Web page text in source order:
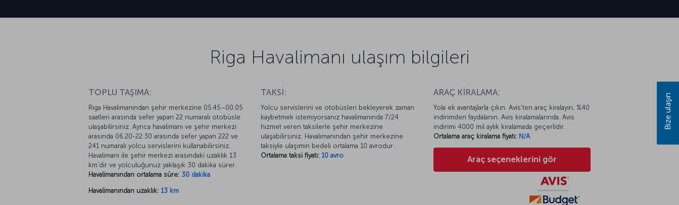
Riga Havalimanı ulaşım bilgileri
TOPLU TAŞIMA:
Riga Havalimanından şehir merkezine 05.45–00.05
saatleri arasında sefer yapan 22 numaralı otobüsle
ulaşabilirsiniz. Ayrıca havalimanı ve şehir merkezi
arasında 06.20-22.30 arasında sefer yapan 222 ve
241 numaralı yolcu servislerini kullanabilirsiniz.
Havalimanı ile şehir merkezi arasındaki uzaklık 13
km’dir ve yolculuğunuz yaklaşık 30 dakika sürer.
Havalimanından ortalama süre: 30 dakika
Havalimanından uzaklık: 13 km
TAKSİ:
Yolcu servislerini ve otobüsleri bekleyerek zaman
kaybetmek istemiyorsanız havalimanında 7/24
hizmet veren taksilerle şehir merkezine
ulaşabilirsiniz. Havalimanından şehir merkezine
taksiyle ulaşımın bedeli ortalama 10 avrodur.
Ortalama taksi fiyatı: 10 avro
ARAÇ KİRALAMA:
Yola ek avantajlarla çıkın. Avis’ten araç kiralayın, %40
indirimden faydalanın. Avis kiralamalarında. Avis
indirimi 4000 mil aylık kiralamada geçerlidir.
Ortalama araç kiralama fiyatı: N/A
Araç seçeneklerini gör
Bize ulaşın